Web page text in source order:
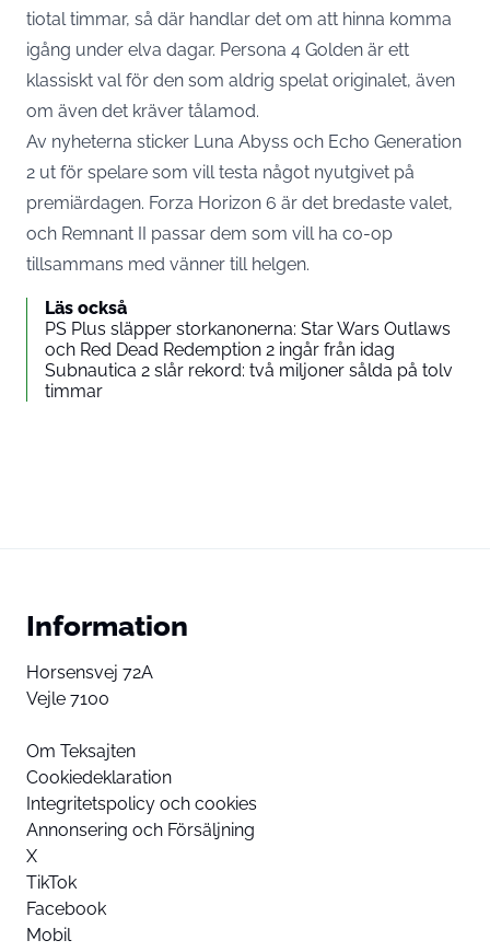
tiotal timmar, så där handlar det om att hinna komma
igång under elva dagar. Persona 4 Golden är ett
klassiskt val för den som aldrig spelat originalet, även
om även det kräver tålamod.
Av nyheterna sticker Luna Abyss och Echo Generation
2 ut för spelare som vill testa något nyutgivet på
premiärdagen. Forza Horizon 6 är det bredaste valet,
och Remnant II passar dem som vill ha co-op
tillsammans med vänner till helgen.
Läs också
PS Plus släpper storkanonerna: Star Wars Outlaws
och Red Dead Redemption 2 ingår från idag
Subnautica 2 slår rekord: två miljoner sålda på tolv
timmar
Information
Horsensvej 72A
Vejle 7100
Om Teksajten
Cookiedeklaration
Integritetspolicy och cookies
Annonsering och Försäljning
X
TikTok
Facebook
Mobil